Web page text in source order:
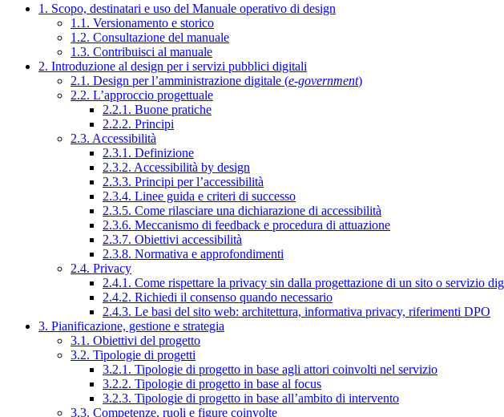
1. Scopo, destinatari e uso del Manuale operativo di design
1.1. Versionamento e storico
1.2. Consultazione del manuale
1.3. Contribuisci al manuale
2. Introduzione al design per i servizi pubblici digitali
2.1. Design per l’amministrazione digitale (e-government)
2.2. L’approccio progettuale
2.2.1. Buone pratiche
2.2.2. Principi
2.3. Accessibilità
2.3.1. Definizione
2.3.2. Accessibilità by design
2.3.3. Principi per l’accessibilità
2.3.4. Linee guida e criteri di successo
2.3.5. Come rilasciare una dichiarazione di accessibilità
2.3.6. Meccanismo di feedback e procedura di attuazione
2.3.7. Obiettivi accessibilità
2.3.8. Normativa e approfondimenti
2.4. Privacy
2.4.1. Come rispettare la privacy sin dalla progettazione di un sito o servizio
2.4.2. Richiedi il consenso quando necessario
2.4.3. Le basi del sito web: architettura, informativa privacy, riferimenti DPO
3. Pianificazione, gestione e strategia
3.1. Obiettivi del progetto
3.2. Tipologie di progetti
3.2.1. Tipologie di progetto in base agli attori coinvolti nel servizio
3.2.2. Tipologie di progetto in base al focus
3.2.3. Tipologie di progetto in base all’ambito di intervento
3.3. Competenze, ruoli e figure coinvolte